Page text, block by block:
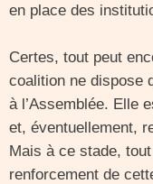
en place des
Certes, tout peut
coalition ne dispose
à l’Assemblée. Elle
et, éventuellement,
Mais à ce stade,
renforcement de